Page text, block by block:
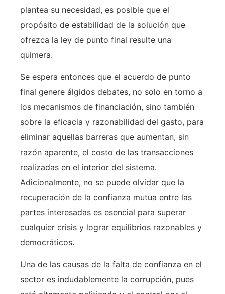
plantea su necesidad, es posible que el
propósito de estabilidad de la solución que
ofrezca la ley de punto final resulte una
quimera.
Se espera entonces que el acuerdo de punto
final genere álgidos debates, no solo en torno a
los mecanismos de financiación, sino también
sobre la eficacia y razonabilidad del gasto, para
eliminar aquellas barreras que aumentan, sin
razón aparente, el costo de las transacciones
realizadas en el interior del sistema.
Adicionalmente, no se puede olvidar que la
recuperación de la confianza mutua entre las
partes interesadas es esencial para superar
cualquier crisis y lograr equilibrios razonables y
democráticos.
Una de las causas de la falta de confianza en el
sector es indudablemente la corrupción, pues